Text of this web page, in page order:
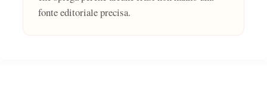
fonte editoriale precisa.